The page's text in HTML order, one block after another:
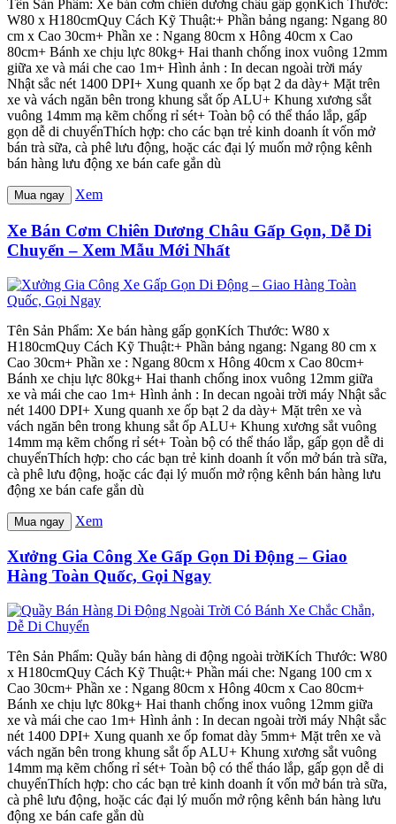
Tên Sản Phẩm: Xe bán cơm chiên dương châu gấp gọnKích Thước:
W80 x H180cmQuy Cách Kỹ Thuật:+ Phần bảng ngang: Ngang 80
cm x Cao 30cm+ Phần xe : Ngang 80cm x Hông 40cm x Cao
80cm+ Bánh xe chịu lực 80kg+ Hai thanh chống inox vuông 12mm
giữa xe và mái che cao 1m+ Hình ảnh : In decan ngoài trời máy
Nhật sắc nét 1400 DPI+ Xung quanh xe ốp bạt 2 da dày+ Mặt trên
xe và vách ngăn bên trong khung sắt ốp ALU+ Khung xương sắt
vuông 14mm mạ kẽm chống rỉ sét+ Toàn bộ có thể tháo lắp, gấp
gọn dễ di chuyểnThích hợp: cho các bạn trẻ kinh doanh ít vốn mở
bán trà sữa, cà phê lưu động, hoặc các đại lý muốn mở rộng kênh
bán hàng lưu động xe bán cafe gắn dù
Mua ngay Xem
Xe Bán Cơm Chiên Dương Châu Gấp Gọn, Dễ Di
Chuyển – Xem Mẫu Mới Nhất
Tên Sản Phẩm: Xe bán hàng gấp gọnKích Thước: W80 x
H180cmQuy Cách Kỹ Thuật:+ Phần bảng ngang: Ngang 80 cm x
Cao 30cm+ Phần xe : Ngang 80cm x Hông 40cm x Cao 80cm+
Bánh xe chịu lực 80kg+ Hai thanh chống inox vuông 12mm giữa
xe và mái che cao 1m+ Hình ảnh : In decan ngoài trời máy Nhật sắc
nét 1400 DPI+ Xung quanh xe ốp bạt 2 da dày+ Mặt trên xe và
vách ngăn bên trong khung sắt ốp ALU+ Khung xương sắt vuông
14mm mạ kẽm chống rỉ sét+ Toàn bộ có thể tháo lắp, gấp gọn dễ di
chuyểnThích hợp: cho các bạn trẻ kinh doanh ít vốn mở bán trà sữa,
cà phê lưu động, hoặc các đại lý muốn mở rộng kênh bán hàng lưu
động xe bán cafe gắn dù
Mua ngay Xem
Xưởng Gia Công Xe Gấp Gọn Di Động – Giao
Hàng Toàn Quốc, Gọi Ngay
Tên Sản Phẩm: Quầy bán hàng di động ngoài trờiKích Thước: W80
x H180cmQuy Cách Kỹ Thuật:+ Phần mái che: Ngang 100 cm x
Cao 30cm+ Phần xe : Ngang 80cm x Hông 40cm x Cao 80cm+
Bánh xe chịu lực 80kg+ Hai thanh chống inox vuông 12mm giữa
xe và mái che cao 1m+ Hình ảnh : In decan ngoài trời máy Nhật sắc
nét 1400 DPI+ Xung quanh xe ốp fomat dày 5mm+ Mặt trên xe và
vách ngăn bên trong khung sắt ốp ALU+ Khung xương sắt vuông
14mm mạ kẽm chống rỉ sét+ Toàn bộ có thể tháo lắp, gấp gọn dễ di
chuyểnThích hợp: cho các bạn trẻ kinh doanh ít vốn mở bán trà sữa,
cà phê lưu động, hoặc các đại lý muốn mở rộng kênh bán hàng lưu
động xe bán cafe gắn dù